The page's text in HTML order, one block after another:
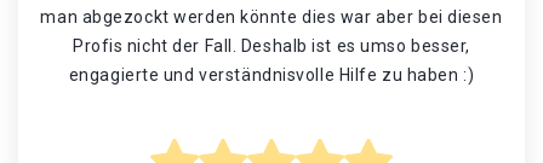
man abgezockt werden könnte dies war aber bei diesen
Profis nicht der Fall. Deshalb ist es umso besser,
engagierte und verständnisvolle Hilfe zu haben :)